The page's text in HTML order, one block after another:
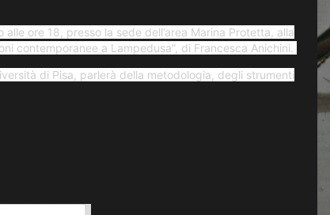
ore 18, presso la sede dell’area Marina Protetta, alla
contemporanee a Lampedusa”, di Francesca Anichini.
di Pisa, parlerà della metodologia, degli strumenti